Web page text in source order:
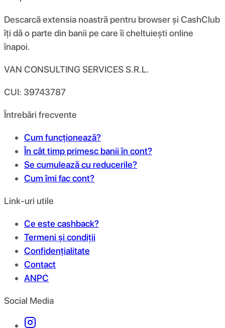
Descarcă extensia noastră pentru browser și CashClub
îți dă o parte din banii pe care îi cheltuiești online
înapoi.
VAN CONSULTING SERVICES S.R.L.
CUI: 39743787
Întrebări frecvente
Cum funcționează?
În cât timp primesc banii în cont?
Se cumulează cu reducerile?
Cum îmi fac cont?
Link-uri utile
Ce este cashback?
Termeni și condiții
Confidențialitate
Contact
ANPC
Social Media